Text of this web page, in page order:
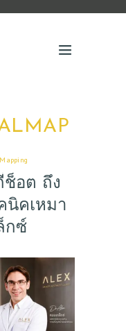
ช็อต ถึง
นิคเหมา
กซ์